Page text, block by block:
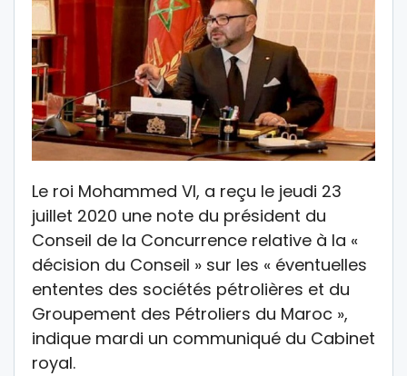
Le roi Mohammed VI, a reçu le jeudi 23
juillet 2020 une note du président du
Conseil de la Concurrence relative à la «
décision du Conseil » sur les « éventuelles
ententes des sociétés pétrolières et du
Groupement des Pétroliers du Maroc »,
indique mardi un communiqué du Cabinet
royal.